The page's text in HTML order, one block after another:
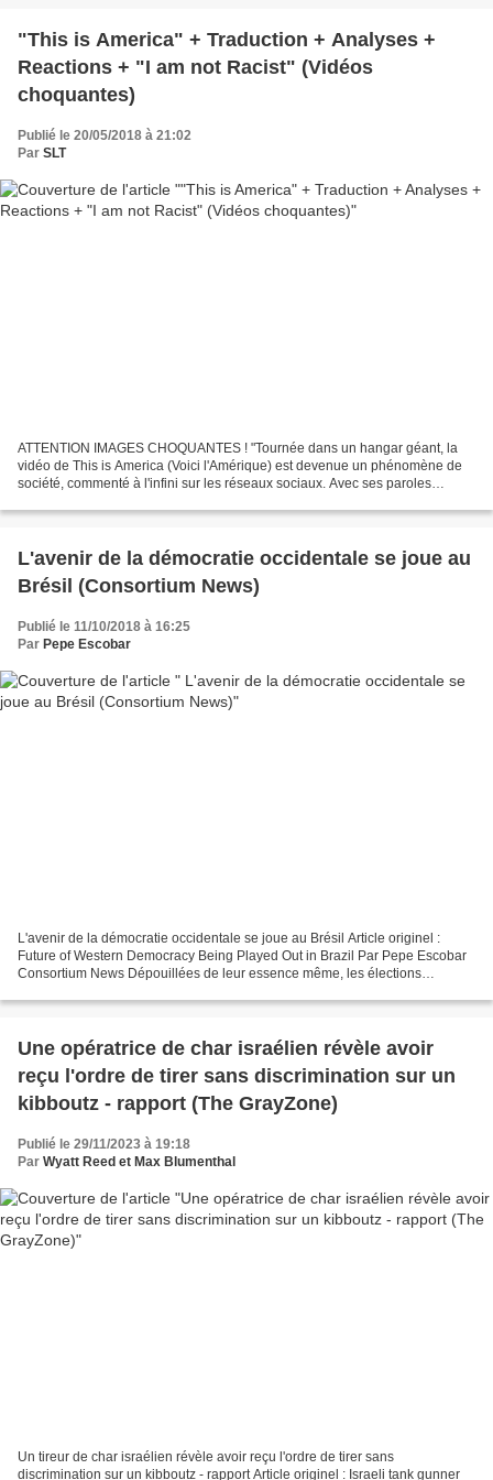
"This is America" + Traduction + Analyses +
Reactions + "I am not Racist" (Vidéos
choquantes)
Publié le 20/05/2018 à 21:02
Par SLT
ATTENTION IMAGES CHOQUANTES ! "Tournée dans un hangar géant, la
vidéo de This is America (Voici l'Amérique) est devenue un phénomène de
société, commenté à l'infini sur les réseaux sociaux. Avec ses paroles
L'avenir de la démocratie occidentale se joue au
Brésil (Consortium News)
Publié le 11/10/2018 à 16:25
Par Pepe Escobar
L'avenir de la démocratie occidentale se joue au Brésil Article originel :
Future of Western Democracy Being Played Out in Brazil Par Pepe Escobar
Consortium News Dépouillées de leur essence même, les élections
Une opératrice de char israélien révèle avoir
reçu l'ordre de tirer sans discrimination sur un
kibboutz - rapport (The GrayZone)
Publié le 29/11/2023 à 19:18
Par Wyatt Reed et Max Blumenthal
Un tireur de char israélien révèle avoir reçu l'ordre de tirer sans
discrimination sur un kibboutz - rapport Article originel : Israeli tank gunner